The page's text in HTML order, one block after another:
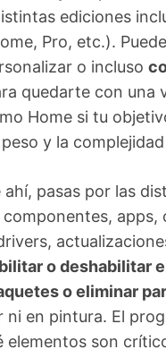
ediciones
Pro, etc.).
o incluso
quedarte con una
Home si tu
y la
pasas por las
apps,
o deshabilitar
o eliminar
ni en pintura. El
elementos son